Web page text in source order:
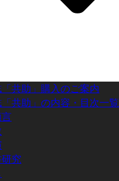
共助」購入のご案内
共助」の内容・目次一覧
究